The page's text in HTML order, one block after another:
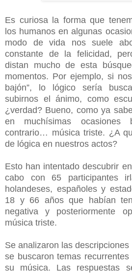
Es curiosa la forma que
los humanos en algunas
modo de vida nos suele
constante de la felicidad,
distan mucho de esta
momentos. Por ejemplo, si
bajón”, lo lógico sería
subirnos el ánimo, como
¿verdad? Bueno, como ya
en muchísimas ocasiones
contrario… música triste. ¿A
de lógica en nuestros actos?
Esto han intentado descubrir
cabo con 65 participantes
holandeses, españoles y
18 y 66 años que habían
negativa y posteriormente
música triste.
Se analizaron las
se buscaron temas
su música. Las respuestas